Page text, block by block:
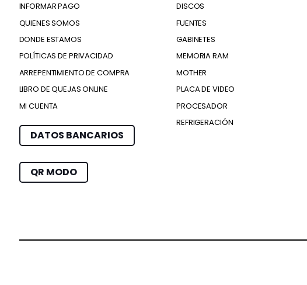
INFORMAR PAGO
QUIENES SOMOS
DONDE ESTAMOS
POLÍTICAS DE PRIVACIDAD
ARREPENTIMIENTO DE COMPRA
LIBRO DE QUEJAS ONLINE
MI CUENTA
DATOS BANCARIOS
QR MODO
DISCOS
FUENTES
GABINETES
MEMORIA RAM
MOTHER
PLACA DE VIDEO
PROCESADOR
REFRIGERACIÓN